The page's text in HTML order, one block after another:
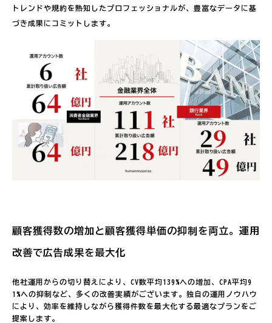
トレンドや規約を熟知したプロフェッショナルが、豊富なデータに基
づき成果にコミットします。
顧客獲得数の増加と顧客獲得単価の抑制を両立。運用
改善で広告成果を最大化
他社運用からの切り替えにより、CV数平均139%への増加、CPA平均9
1%への抑制など、多くの改善実績がございます。独自の運用ノウハウ
により、効率を維持しながら獲得件数を最大化する最適なプランをご
提案します。